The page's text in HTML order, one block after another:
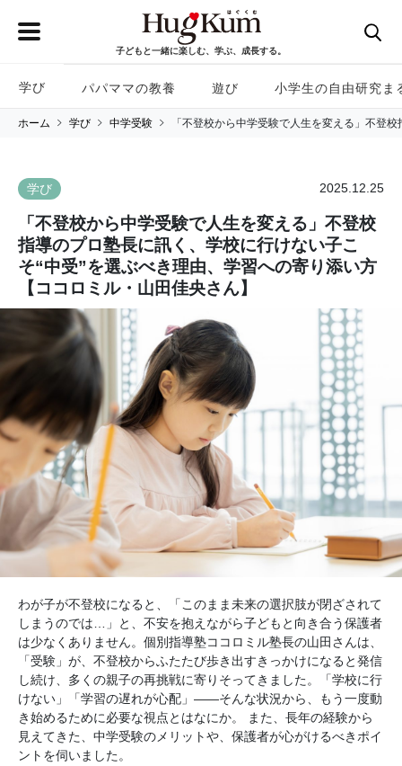
子どもと一緒に楽しむ、学ぶ、成長する。
学び パパママの教養 遊び 小学生の自由研究ま
ホーム 学び 中学受験 「不登校から中学受験で人生を変える」不登
学び 2025.12.25
「不登校から中学受験で人生を変える」不登校
指導のプロ塾長に訊く、学校に行けない子こ
そ“中受”を選ぶべき理由、学習への寄り添い方
【ココロミル・山田佳央さん】
わが子が不登校になると、「このまま未来の選択肢が閉ざされて
しまうのでは…」と、不安を抱えながら子どもと向き合う保護者
は少なくありません。個別指導塾ココロミル塾長の山田さんは、
「受験」が、不登校からふたたび歩き出すきっかけになると発信
し続け、多くの親子の再挑戦に寄りそってきました。「学校に行
けない」「学習の遅れが心配」――そんな状況から、もう一度動
き始めるために必要な視点とはなにか。 また、長年の経験から
見えてきた、中学受験のメリットや、保護者が心がけるべきポイ
ントを伺いました。